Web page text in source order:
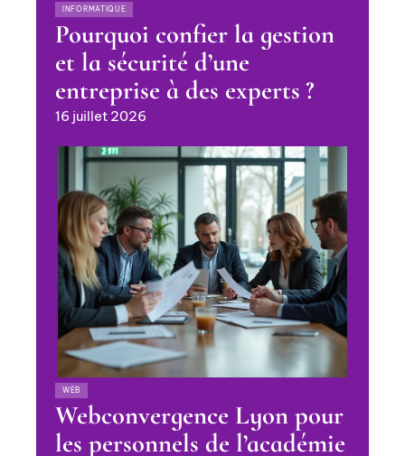
INFORMATIQUE
Pourquoi confier la gestion
et la sécurité d’une
entreprise à des experts ?
16 juillet 2026
WEB
Webconvergence Lyon pour
les personnels de l’académie